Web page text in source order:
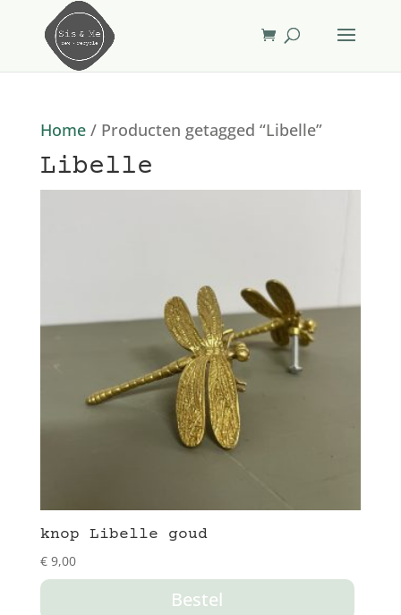
Home/ Producten getagged “Libelle”
Libelle
knop Libelle goud
€9,00
Bestel